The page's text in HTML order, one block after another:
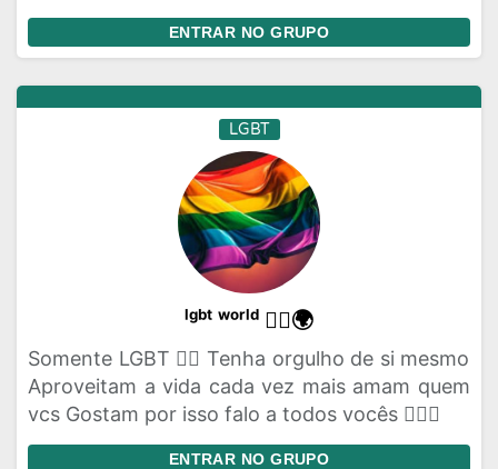
ENTRAR NO GRUPO
LGBT
ˡᵍᵇᵗ ʷᵒʳˡᵈ 🏳️‍🌈🌍
Somente LGBT 🏳️‍🌈 Tenha orgulho de si mesmo
Aproveitam a vida cada vez mais amam quem
vcs Gostam por isso falo a todos vocês 🏳️‍🌈💌
ENTRAR NO GRUPO